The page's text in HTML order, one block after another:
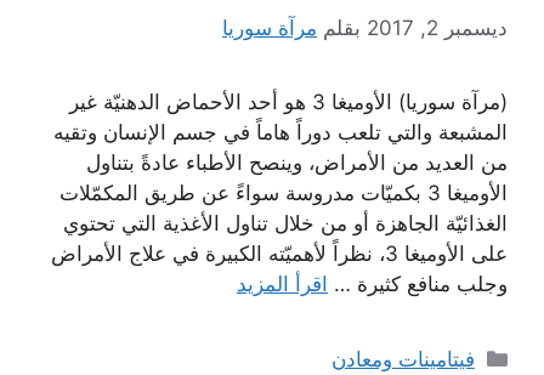
ديسمبر 2, 2017 بقلم مرآة سوريا
(مرآة سوريا) الأوميغا 3 هو أحد الأحماض الدهنيّة غير
المشبعة والتي تلعب دوراً هاماً في جسم الإنسان وتقيه
من العديد من الأمراض، وينصح الأطباء عادةً بتناول
الأوميغا 3 بكميّات مدروسة سواءً عن طريق المكمّلات
الغذائيّة الجاهزة أو من خلال تناول الأغذية التي تحتوي
على الأوميغا 3، نظراً لأهميّته الكبيرة في علاج الأمراض
وجلب منافع كثيرة … اقرأ المزيد
التصنيفات
فيتامينات ومعادن